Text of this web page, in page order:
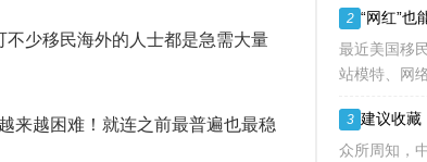
少移民海外的人士都是急需大量
来越困难！就连之前最普遍也最稳
深水炸弹，
激起千层浪
局配套发
2
最近美国移
站模特、网
背后不是政
人才” 的定
3
众所周知，